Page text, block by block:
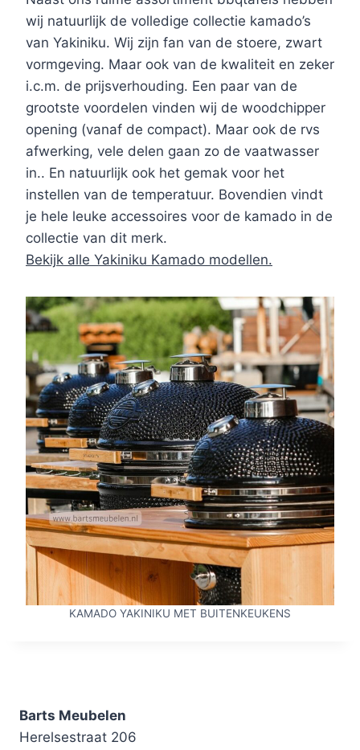
wij natuurlijk de volledige collectie kamado’s
van Yakiniku. Wij zijn fan van de stoere, zwart
vormgeving. Maar ook van de kwaliteit en zeker
i.c.m. de prijsverhouding. Een paar van de
grootste voordelen vinden wij de woodchipper
opening (vanaf de compact). Maar ook de rvs
afwerking, vele delen gaan zo de vaatwasser
in.. En natuurlijk ook het gemak voor het
instellen van de temperatuur. Bovendien vindt
je hele leuke accessoires voor de kamado in de
collectie van dit merk.
Bekijk alle Yakiniku Kamado modellen.
KAMADO YAKINIKU MET BUITENKEUKENS
Barts Meubelen
Herelsestraat 206